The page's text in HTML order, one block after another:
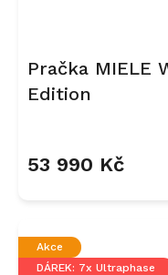
Pračka MIELE
Edition
53 990 Kč
Akce
DÁREK: 7x Ultraphase